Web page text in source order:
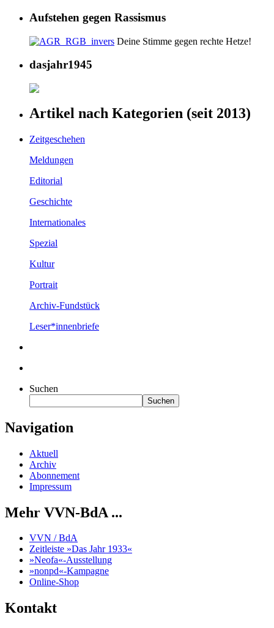
Aufstehen gegen Rassismus
Deine Stimme gegen rechte Hetze!
dasjahr1945
Artikel nach Kategorien (seit 2013)
Zeitgeschehen
Meldungen
Editorial
Geschichte
Internationales
Spezial
Kultur
Portrait
Archiv-Fundstück
Leser*innenbriefe
Suchen
Suchen
Navigation
Aktuell
Archiv
Abonnement
Impressum
Mehr VVN-BdA ...
VVN / BdA
Zeitleiste »Das Jahr 1933«
»Neofa«-Ausstellung
»nonpd«-Kampagne
Online-Shop
Kontakt